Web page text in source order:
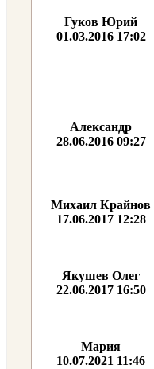
Гуков Юрий
01.03.2016 17:02
Александр
28.06.2016 09:27
Михаил Крайнов
17.06.2017 12:28
Якушев Олег
22.06.2017 16:50
Мария
10.07.2021 11:46